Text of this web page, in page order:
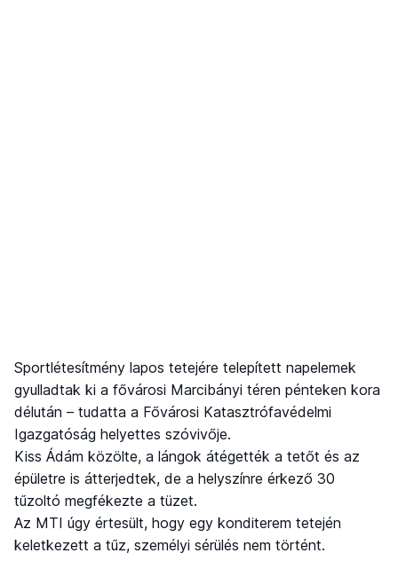
Sportlétesítmény lapos tetejére telepített napelemek
gyulladtak ki a fővárosi Marcibányi téren pénteken kora
délután – tudatta a Fővárosi Katasztrófavédelmi
Igazgatóság helyettes szóvivője.
Kiss Ádám közölte, a lángok átégették a tetőt és az
épületre is átterjedtek, de a helyszínre érkező 30
tűzoltó megfékezte a tüzet.
Az MTI úgy értesült, hogy egy konditerem tetején
keletkezett a tűz, személyi sérülés nem történt.